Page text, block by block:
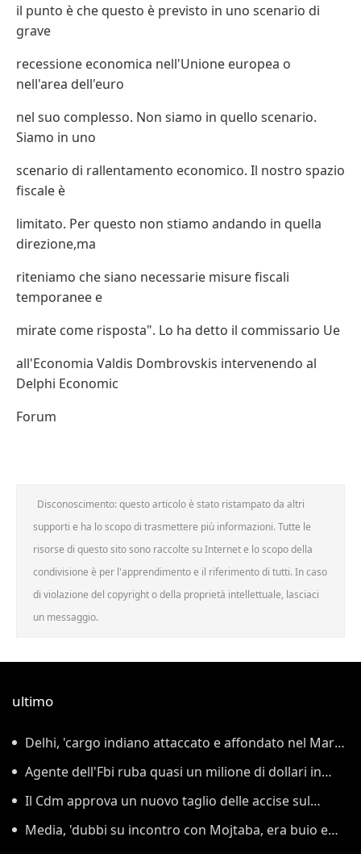
il punto è che questo è previsto in uno scenario di
grave
recessione economica nell'Unione europea o
nell'area dell'euro
nel suo complesso. Non siamo in quello scenario.
Siamo in uno
scenario di rallentamento economico. Il nostro spazio
fiscale è
limitato. Per questo non stiamo andando in quella
direzione,ma
riteniamo che siano necessarie misure fiscali
temporanee e
mirate come risposta". Lo ha detto il commissario Ue
all'Economia Valdis Dombrovskis intervenendo al
Delphi Economic
Forum
Disconoscimento: questo articolo è stato ristampato da altri
supporti e ha lo scopo di trasmettere più informazioni. Tutte le
risorse di questo sito sono raccolte su Internet e lo scopo della
condivisione è per l'apprendimento e il riferimento di tutti. In caso
di violazione del copyright o della proprietà intellettuale, lasciaci
un messaggio.
ultimo
Delhi, 'cargo indiano attaccato e affondato nel Mar
Rosso'
Agente dell'Fbi ruba quasi un milione di dollari in
criptovalute
Il Cdm approva un nuovo taglio delle accise sul
gasolio fino al 25 agosto
Media, 'dubbi su incontro con Mojtaba, era buio e